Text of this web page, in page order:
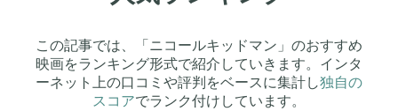
この記事では、「ニコールキッドマン」のおすすめ
映画をランキング形式で紹介していきます。インタ
ーネット上の口コミや評判をベースに集計し独自の
スコアでランク付けしています。